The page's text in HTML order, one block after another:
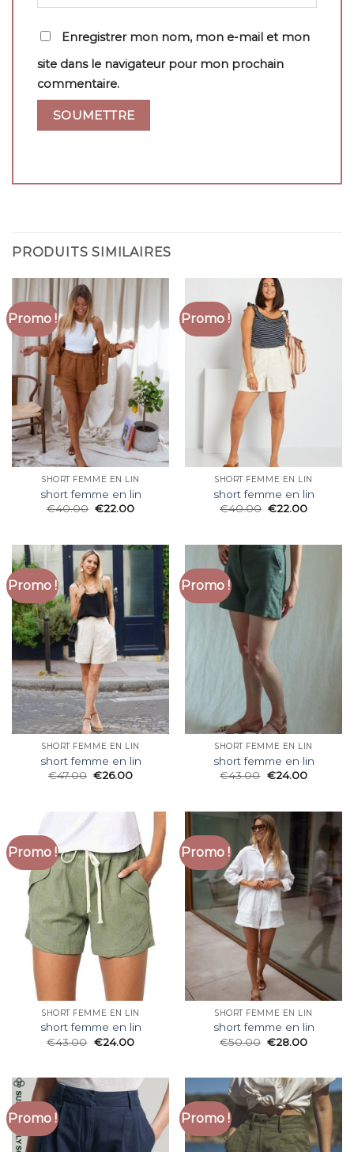
Enregistrer mon nom, mon e-mail et mon
site dans le navigateur pour mon prochain
commentaire.
PRODUITS SIMILAIRES
Promo !
SHORT FEMME EN LIN
short femme en lin
€40.00 €22.00
Promo !
SHORT FEMME EN LIN
short femme en lin
€40.00 €22.00
Promo !
SHORT FEMME EN LIN
short femme en lin
€47.00 €26.00
Promo !
SHORT FEMME EN LIN
short femme en lin
€43.00 €24.00
Promo !
SHORT FEMME EN LIN
short femme en lin
€43.00 €24.00
Promo !
SHORT FEMME EN LIN
short femme en lin
€50.00 €28.00
Promo ! Promo !